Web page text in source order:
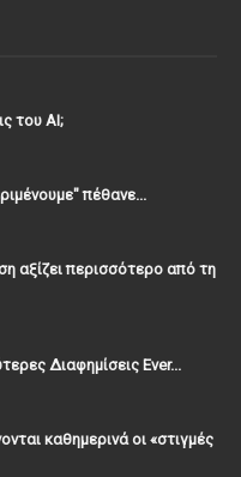
του ΑΙ;
πέθανε...
αξίζει περισσότερο από τη
Διαφημίσεις Ever...
καθημερινά οι «στιγμές